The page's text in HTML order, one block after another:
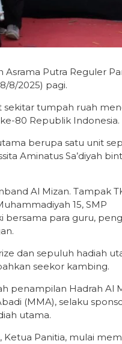
Putra Reguler
8/2025) pagi.
sekitar tumpah ruah
80 Republik Indonesia.
berupa satu unit
Aminatus Sa’diyah
Al Mizan. Tampak
15, SMP
para guru,
dan sepuluh hadiah
seekor kambing.
penampilan Hadrah Al
(MMA), selaku
utama.
Panitia, mulai